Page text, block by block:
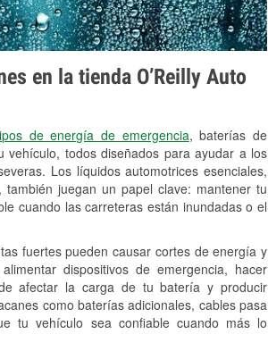
en la tienda O’Reilly Auto
de energía de emergencia, baterías de
vehículo, todos diseñados para ayudar a los
Los líquidos automotrices esenciales,
juegan un papel clave: mantener tu
cuando las carreteras están inundadas o el
fuertes pueden causar cortes de energía y
dispositivos de emergencia, hacer
afectar la carga de tu batería y producir
como baterías adicionales, cables pasa
tu vehículo sea confiable cuando más lo